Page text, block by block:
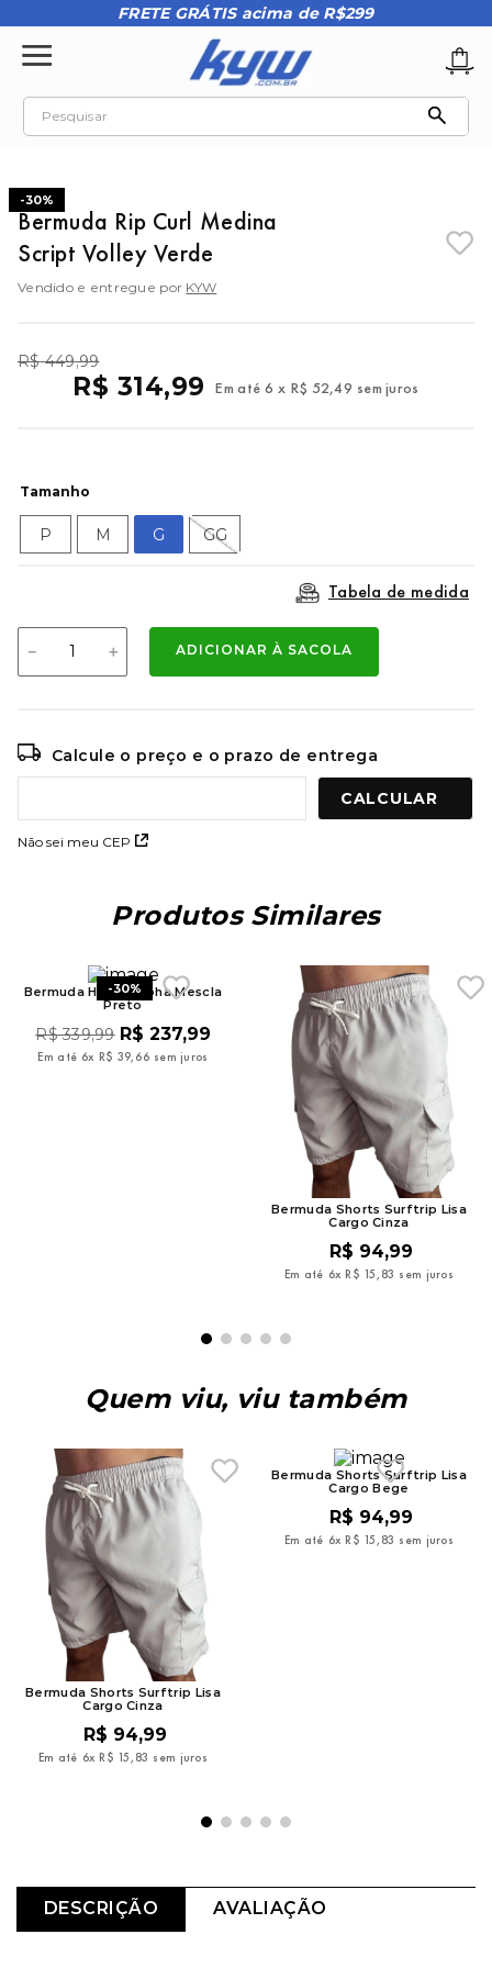
FRETE GRÁTIS acima de R$299
Pesquisar
-30%
Bermuda Rip Curl Medina
Script Volley Verde
Vendido e entregue por KYW
R$ 449,99
R$ 314,99 Em até 6 x R$ 52,49 sem juros
Tamanho
P M G GG
Tabela de medida
＋
－ ADICIONAR À SACOLA
Calcule o preço e o prazo de entrega
Não sei meu CEP
Produtos Similares
-30%
Bermuda Hurley Aloha Mescla
Preto
R$ 339,99 R$ 237,99
Em até 6x R$ 39, 66 sem juros
Bermuda Shorts Surftrip Lisa
Cargo Cinza
R$ 94,99
Em até 6x R$ 15 , 83 sem juros
Quem viu, viu também
Bermuda Shorts Surftrip Lisa
Cargo Cinza
R$ 94,99
Em até 6x R$ 15 , 83 sem juros
Bermuda Shorts Surftrip Lisa
Cargo Bege
R$ 94,99
Em até 6x R$ 15 , 83 sem juros
DESCRIÇÃO AVALIAÇÃO
1º
2º oakley
teeth bomber 3
tenis
9º mochila oakley
10 kenner rakka